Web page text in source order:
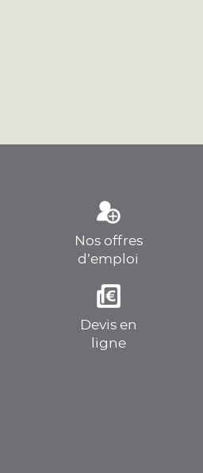
Nos offres
d’emploi
Devis en
ligne